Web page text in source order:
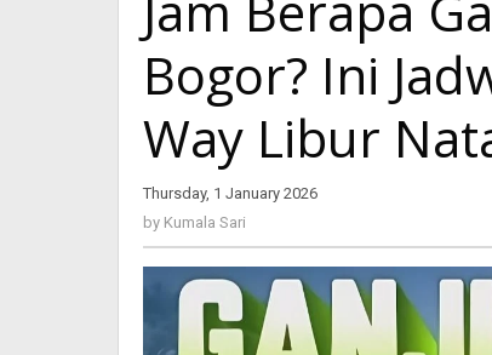
Genap
di
Puncak
Bogor?
Jadwal
Ganjil
Libur
2026
Bogor? Ini
Way Libur
Thursday, 1 January 2026
by Kumala Sari